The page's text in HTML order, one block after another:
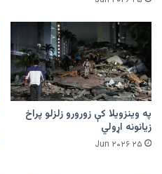
په وینزویلا کې زورورو زلزلو پراخ
زیانونه اړولي
۲۵ Jun ۲۰۲۶